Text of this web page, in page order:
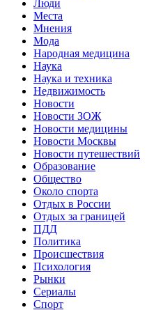
Люди
Места
Мнения
Мода
Народная медицина
Наука
Наука и техника
Недвижимость
Новости
Новости ЗОЖ
Новости медицины
Новости Москвы
Новости путешествий
Образование
Общество
Около спорта
Отдых в России
Отдых за границей
ПДД
Политика
Происшествия
Психология
Рынки
Сериалы
Спорт